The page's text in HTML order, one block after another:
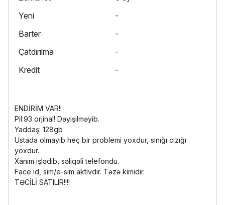
Yeni
-
Barter
-
Çatdırılma
-
Kredit
-
ENDİRİM VAR!!
Pil:93 orjinal! Dəyişilməyib.
Yaddaş: 128gb
Ustada olmayıb heç bir problemi yoxdur, sınığı cızığı
yoxdur.
Xanım işlədib, səliqəli telefondu.
Face id, sim/e-sim aktivdir. Təzə kimidir.
TƏCİLİ SATILIR!!!!